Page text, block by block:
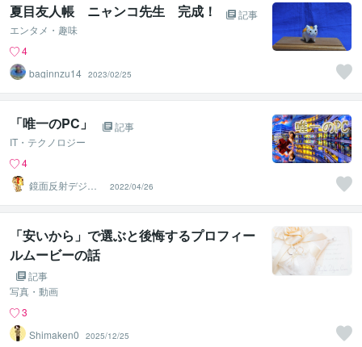
夏目友人帳 ニャンコ先生 完成！
記事
エンタメ・趣味
4
baginnzu14 2023/02/25
「唯一のPC」
記事
IT・テクノロジー
4
鏡面反射デジタ
ルアート製作所
（鈴木穣）
2022/04/26
「安いから」で選ぶと後悔するプロフィー
ルムービーの話
記事
写真・動画
3
Shimaken0
2025/12/25